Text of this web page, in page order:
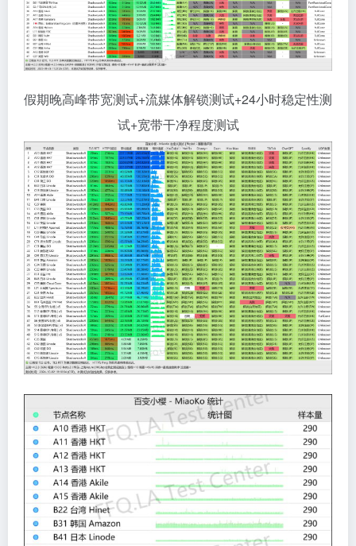
假期晚高峰带宽测试+流媒体解锁测试+24小时稳定性测
试+宽带干净程度测试